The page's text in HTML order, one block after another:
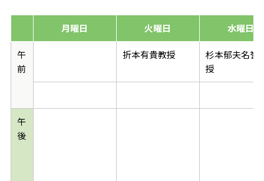
月曜日 火曜日 水曜日
午
前
折本有貴教授
杉本郁夫名誉
授
午
後